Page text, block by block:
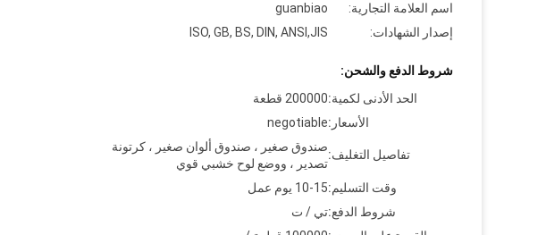
اسم العلامة التجارية:
guanbiao
إصدار الشهادات:
ISO, GB, BS, DIN, ANSI,JIS
شروط الدفع والشحن:
الحد الأدنى لكمية:200000 قطعة
الأسعار:negotiable
تفاصيل التغليف:
صندوق صغير ، صندوق ألوان صغير ، كرتونة
تصدير ، ووضع لوح خشبي قوي
وقت التسليم:10-15 يوم عمل
شروط الدفع:تي / ت